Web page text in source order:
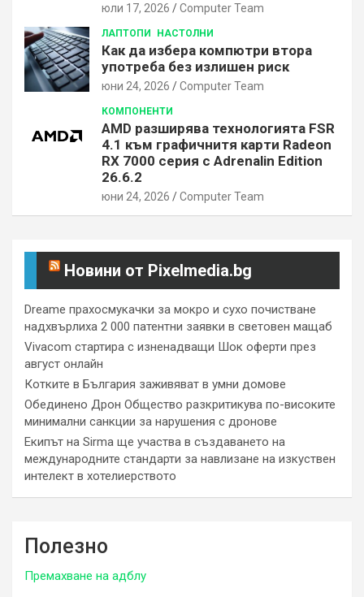
юли 17, 2026 Computer Team
ЛАПТОПИ НАСТОЛНИ
Как да избера компютри втора
употреба без излишен риск
юни 24, 2026 Computer Team
КОМПОНЕНТИ
AMD разширява технологията FSR
4.1 към графичнитя карти Radeon
RX 7000 серия с Adrenalin Edition
26.6.2
юни 24, 2026 Computer Team
Новини от Pixelmedia.bg
Dreame прахосмукачки за мокро и сухо почистване
надхвърлиха 2 000 патентни заявки в световен мащаб
Vivacom стартира с изненадващи Шок оферти през
август онлайн
Котките в България заживяват в умни домове
Обединено Дрон Общество разкритикува по-високите
минимални санкции за нарушения с дронове
Екипът на Sirma ще участва в създаването на
международните стандарти за навлизане на изкуствен
интелект в хотелиерството
Полезно
Премахване на адблу